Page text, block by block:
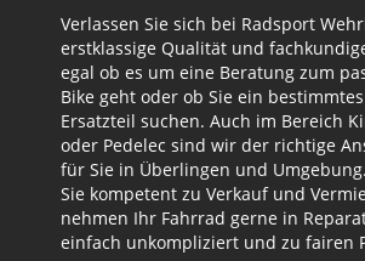
Verlassen Sie sich bei Radsport
erstklassige Qualität und
egal ob es um eine Beratung zum
Bike geht oder ob Sie ein
Ersatzteil suchen. Auch im Bereich
oder Pedelec sind wir der richtige
für Sie in Überlingen und
Sie kompetent zu Verkauf und
nehmen Ihr Fahrrad gerne in
einfach unkompliziert und zu fairen